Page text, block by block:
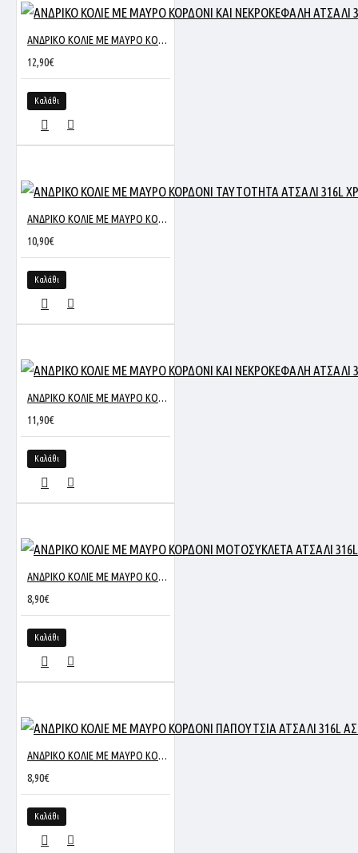
ΑΝΔΡΙΚΟ ΚΟΛΙΕ ΜΕ ΜΑΥΡΟ ΚΟΡΔΟΝΙ ΚΑΙ ΝΕΚΡΟΚΕΦΑΛΗ ΑΤΣΑΛΙ 316L ΧΡΥΣΟ SP980
12,90€
Καλάθι
ΑΝΔΡΙΚΟ ΚΟΛΙΕ ΜΕ ΜΑΥΡΟ ΚΟΡΔΟΝΙ ΤΑΥΤΟΤΗΤΑ ΑΤΣΑΛΙ 316L ΧΡΥΣΟ SP1426
10,90€
Καλάθι
ΑΝΔΡΙΚΟ ΚΟΛΙΕ ΜΕ ΜΑΥΡΟ ΚΟΡΔΟΝΙ ΚΑΙ ΝΕΚΡΟΚΕΦΑΛΗ ΑΤΣΑΛΙ 316L ΑΣΗΜΙ SP985
11,90€
Καλάθι
ΑΝΔΡΙΚΟ ΚΟΛΙΕ ΜΕ ΜΑΥΡΟ ΚΟΡΔΟΝΙ ΜΟΤΟΣΥΚΛΕΤΑ ΑΤΣΑΛΙ 316L ΑΣΗΜΙ SP1288
8,90€
Καλάθι
ΑΝΔΡΙΚΟ ΚΟΛΙΕ ΜΕ ΜΑΥΡΟ ΚΟΡΔΟΝΙ ΠΑΠΟΥΤΣΙΑ ΑΤΣΑΛΙ 316L ΑΣΗΜΙ SP1288
8,90€
Καλάθι